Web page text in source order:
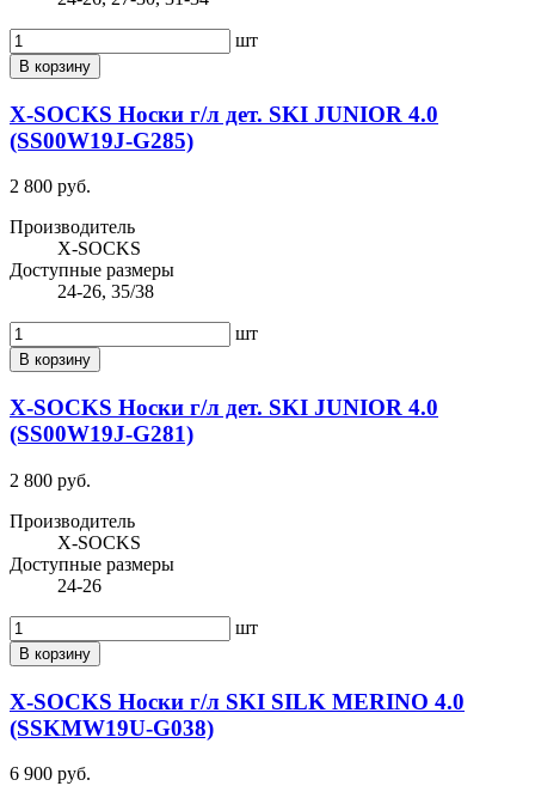
шт
В корзину
X-SOCKS Носки г/л дет. SKI JUNIOR 4.0
(SS00W19J-G285)
2 800 руб.
Производитель
X-SOCKS
Доступные размеры
24-26, 35/38
шт
В корзину
X-SOCKS Носки г/л дет. SKI JUNIOR 4.0
(SS00W19J-G281)
2 800 руб.
Производитель
X-SOCKS
Доступные размеры
24-26
шт
В корзину
X-SOCKS Носки г/л SKI SILK MERINO 4.0
(SSKMW19U-G038)
6 900 руб.